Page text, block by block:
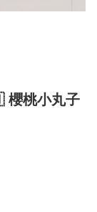
桃小丸子